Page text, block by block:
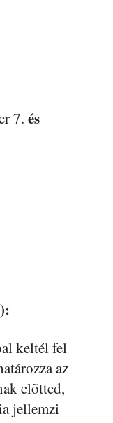
7. és
keltél fel
az
elõtted,
jellemzi